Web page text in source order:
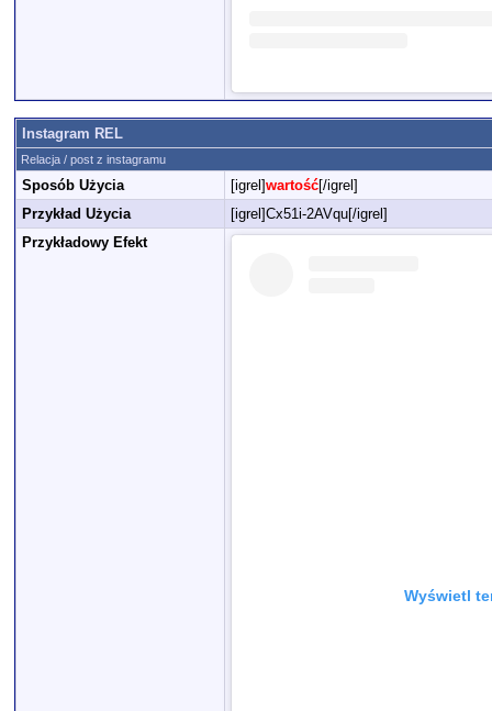
Instagram REL
Relacja / post z instagramu
Sposób Użycia [igrel]wartość[/igrel]
Przykład Użycia
[igrel]Cx51i-2AVqu[/igrel]
Przykładowy Efekt
Wyświetl